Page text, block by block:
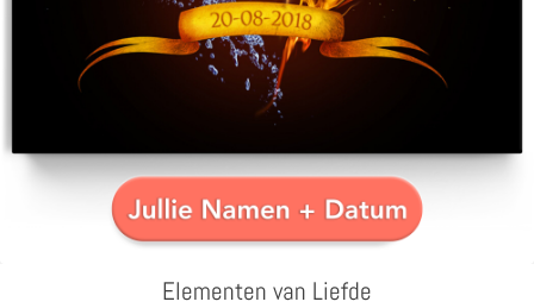
Elementen van Liefde